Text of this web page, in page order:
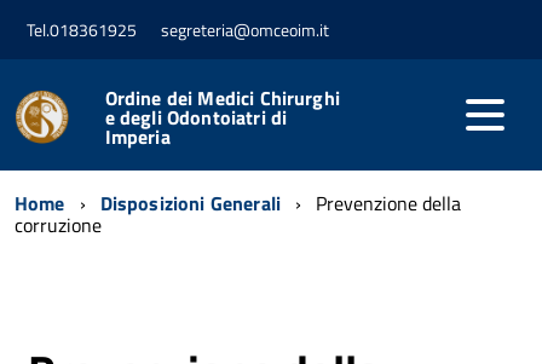
Tel.018361925 segreteria@omceoim.it
Ordine dei Medici Chirurghi
e degli Odontoiatri di
Imperia
Home Disposizioni Generali Prevenzione della
corruzione